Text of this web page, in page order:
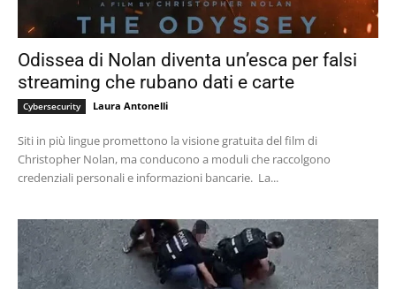
Odissea di Nolan diventa un’esca per falsi
streaming che rubano dati e carte
Cybersecurity Laura Antonelli
Siti in più lingue promettono la visione gratuita del film di
Christopher Nolan, ma conducono a moduli che raccolgono
credenziali personali e informazioni bancarie. La...